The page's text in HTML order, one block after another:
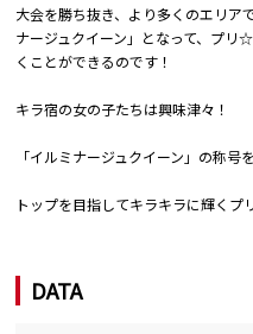
大会を勝ち抜き、より多くのエリア
ナージュクイーン」となって、プ
くことができるのです！
キラ宿の女の子たちは興味津々！
「イルミナージュクイーン」の称
トップを目指してキラキラに輝くプ
DATA